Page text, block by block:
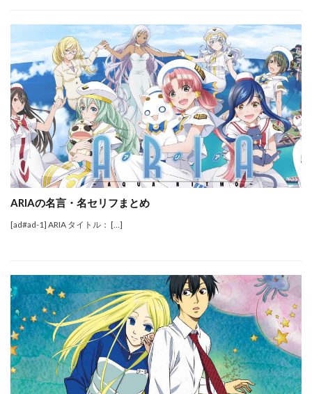
ARIAの名言・名セリフまとめ
[ad#ad-1] ARIA タイトル： […]